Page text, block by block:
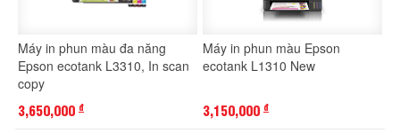
Máy in phun màu đa năng
Epson ecotank L3310, In scan
copy
3,650,000 đ
Máy in phun màu Epson
ecotank L1310 New
3,150,000 đ